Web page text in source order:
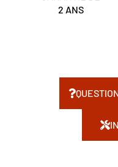
2 ANS